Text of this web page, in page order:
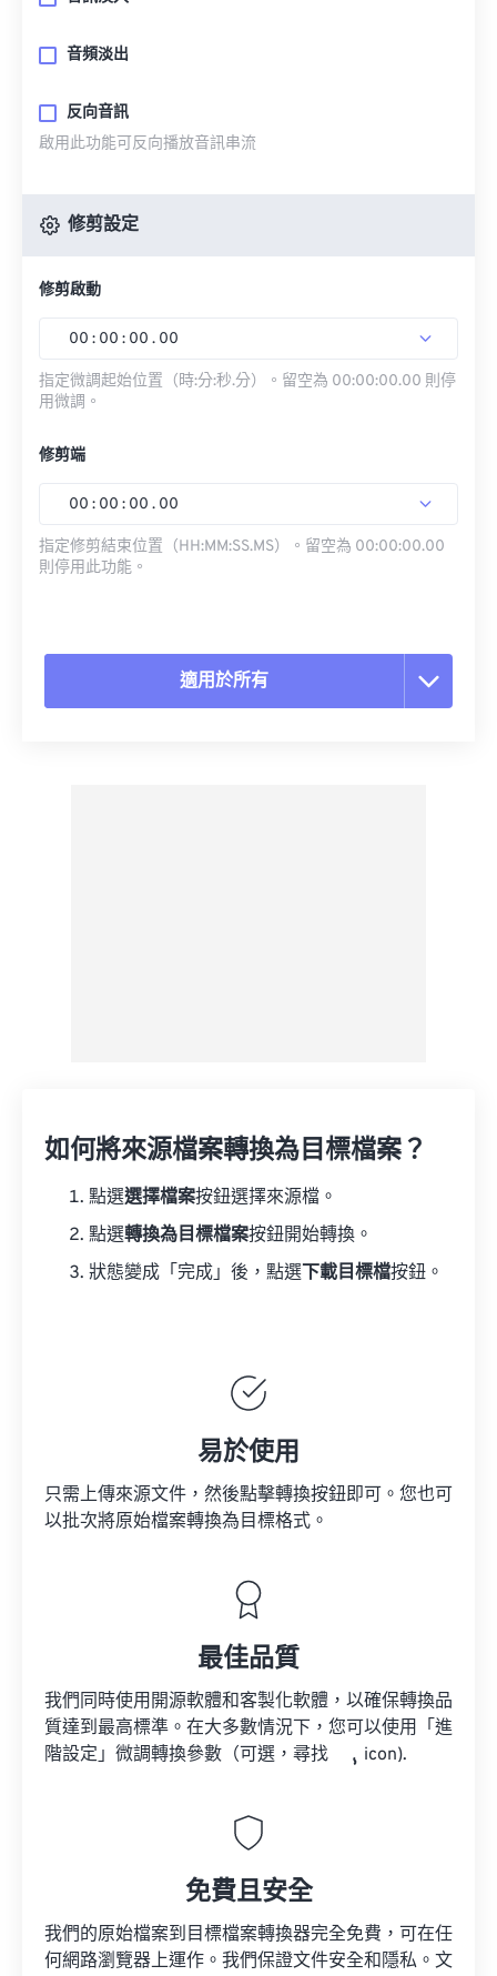
音頻淡出
反向音訊
啟用此功能可反向播放音訊串流
修剪設定
修剪啟動
00 : 00 : 00 . 00
指定微調起始位置（時:分:秒.分）。留空為 00:00:00.00 則停
用微調。
修剪端
00 : 00 : 00 . 00
指定修剪結束位置（HH:MM:SS.MS）。留空為 00:00:00.00
則停用此功能。
適用於所有
如何將來源檔案轉換為目標檔案？
點選選擇檔案按鈕選擇來源檔。
點選轉換為目標檔案按鈕開始轉換。
狀態變成「完成」後，點選 下載目標檔按鈕。
易於使用
只需上傳來源文件，然後點擊轉換按鈕即可。您也可
以批次將原始檔案轉換為目標格式。
最佳品質
我們同時使用開源軟體和客製化軟體，以確保轉換品
質達到最高標準。在大多數情況下，您可以使用「進
階設定」微調轉換參數（可選，尋找
icon).
免費且安全
我們的原始檔案到目標檔案轉換器完全免費，可在任
何網路瀏覽器上運作。我們保證文件安全和隱私。文